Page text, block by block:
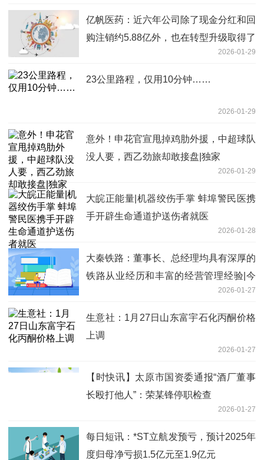
亿帆医药：近六年公司除了现金分红和回
购注销约5.88亿外，也在转型升级取得了
2026-01-29
23公里路程，仅用10分钟……
2026-01-29
意外！申花官宣甩掉鸡肋外援，中超球队
没人要，西乙劲旅却敢接盘|独家
2026-01-29
大皖正能量|机器绞伤手掌 蚌埠警民医携
手开辟生命通道护送伤者就医
2026-01-28
大秦铁路：董事长、总经理均具有深厚的
铁路从业经历和丰富的经营管理经验|今
2026-01-27
生意社：1月27日山东富宇石化丙酮价格
上调
2026-01-27
【时快讯】太原市国资委通报“酒厂董事
长殴打他人”：荣某锋停职检查
2026-01-27
每日短讯：*ST立航发预亏，预计2025年
度归母净亏损1.5亿元至1.9亿元